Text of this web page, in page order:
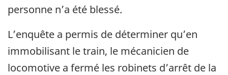
personne n’a été blessé.
L’enquête a permis de déterminer qu’en
immobilisant le train, le mécanicien de
locomotive a fermé les robinets d’arrêt de la